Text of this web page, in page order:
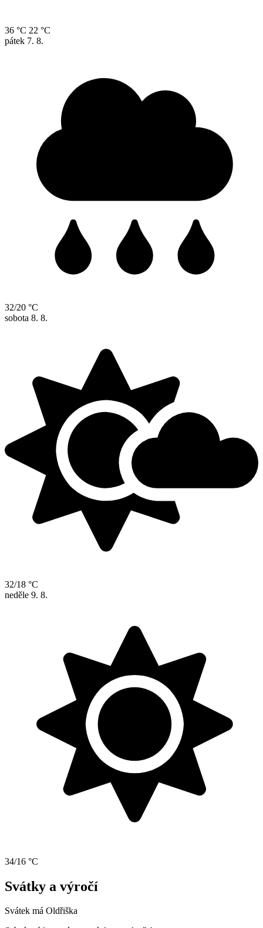
36 °C 22 °C
pátek 7. 8.
32/20 °C
sobota 8. 8.
32/18 °C
neděle 9. 8.
34/16 °C
Svátky a výročí
Svátek má Oldřiška